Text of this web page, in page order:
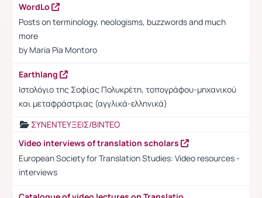
WordLo
Posts on terminology, neologisms, buzzwords and much
more
by Maria Pia Montoro
Earthlang
Ιστολόγιο της Σοφίας Πολυκρέτη, τοπογράφου-μηχανικού
και μεταφράστριας (αγγλικά-ελληνικά)
ΣΥΝΕΝΤΕΥΞΕΙΣ/ΒΙΝΤΕΟ
Video interviews of translation scholars
European Society for Translation Studies: Video resources -
interviews